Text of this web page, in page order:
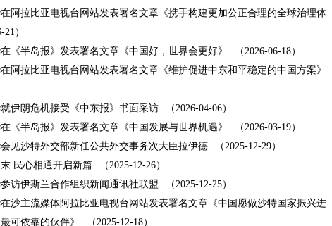
阿拉比亚电视台网站发表署名文章《携手构建更加公正合理的全球治理体
21）
《半岛报》发表署名文章《中国好，世界会更好》
（2026-06-18）
阿拉比亚电视台网站发表署名文章《维护促进中东和平稳定的中国方案》
伊朗危机接受《中东报》书面采访
（2026-04-06）
《半岛报》发表署名文章《中国发展与世界机遇》
（2026-03-19）
见沙特外交部新任公共外交事务次大臣拉伊德
（2025-12-29）
民心相通开启新篇
（2025-12-26）
访伊斯兰合作组织新闻通讯社联盟
（2025-12-25）
沙主流媒体阿拉比亚电视台网站发表署名文章《中国愿做沙特国家振兴进
可依靠的伙伴》
（2025-12-18）